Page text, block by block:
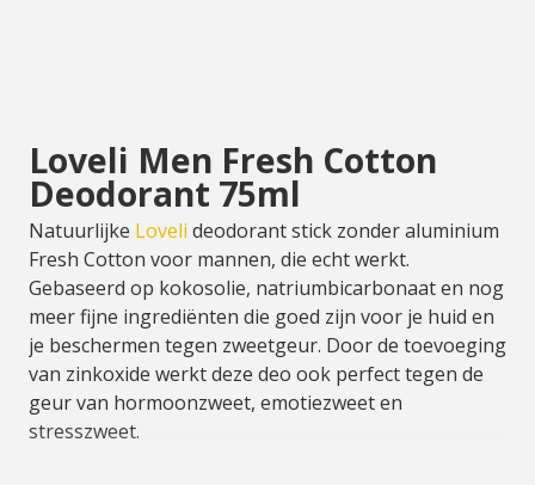
Loveli Men Fresh Cotton
Deodorant 75ml
Natuurlijke Loveli deodorant stick zonder aluminium
Fresh Cotton voor mannen, die echt werkt.
Gebaseerd op kokosolie, natriumbicarbonaat en nog
meer fijne ingrediënten die goed zijn voor je huid en
je beschermen tegen zweetgeur. Door de toevoeging
van zinkoxide werkt deze deo ook perfect tegen de
geur van hormoonzweet, emotiezweet en
stresszweet.